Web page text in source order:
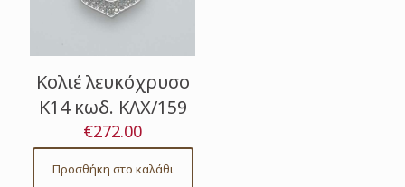
Κολιέ λευκόχρυσο
Κ14 κωδ. ΚΛΧ/159
€272.00
Προσθήκη στο καλάθι